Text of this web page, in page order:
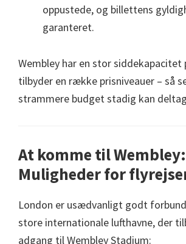
oppustede, og billettens
garanteret.
Wembley har en stor siddekapacitet
tilbyder en række prisniveauer – så
strammere budget stadig kan
At komme til Wembley:
Muligheder for
London er usædvanligt godt
store internationale lufthavne, der
adgang til Wembley Stadium: